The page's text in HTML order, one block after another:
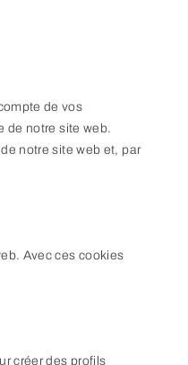
de vos
de notre site web.
notre site web et, par
Avec ces cookies
créer des profils